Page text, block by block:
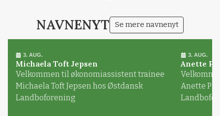
NAVNENYT Se mere navnenyt
3. AUG.
Michaela Toft Jepsen
Velkommen til økonomiassistent trainee
Michaela Toft Jepsen hos Østdansk
Landboforening
3. AUG.
Anette
Anette